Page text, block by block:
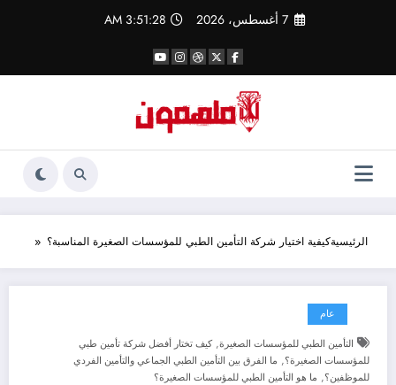
7 أغسطس، 2026 3:51:29 AM
الرئيسيةكيفية اختيار شركة التأمين الطبي للمؤسسات الصغيرة المناسبة؟
عام
التأمين الطبي للمؤسسات الصغيرة,كيف تختار أفضل شركة تأمين طبي
للمؤسسات الصغيرة؟, ما الفرق بين التأمين الطبي الجماعي والتأمين الفردي
للموظفين؟, ما هو التأمين الطبي للمؤسسات الصغيرة؟